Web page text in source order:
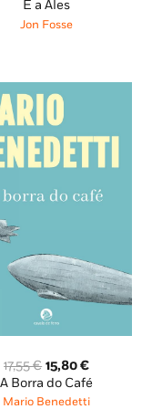
preço
original
É a Ales
Jon Fosse
17,55€ O
preço
original
15,80€O
preço
atual
A Borra do Café
Mario Benedetti